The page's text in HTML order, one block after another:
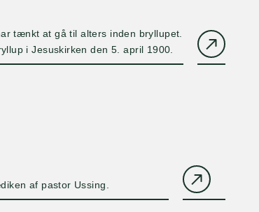
tænkt at gå til alters inden bryllupet.
i Jesuskirken den 5. april 1900.
af pastor Ussing.